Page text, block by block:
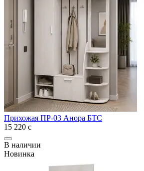
Прихожая ПР-03 Анора БТС
15 220 с
В наличии
Новинка